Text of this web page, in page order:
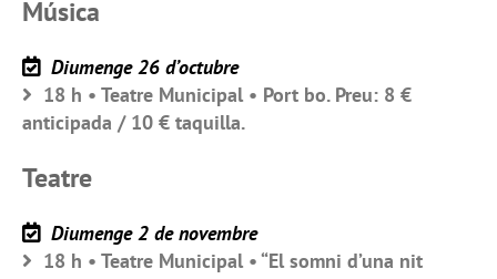
Música
Diumenge 26 d’octubre
18 h • Teatre Municipal • Port bo. Preu: 8 €
anticipada / 10 € taquilla.
Teatre
Diumenge 2 de novembre
18 h • Teatre Municipal • “El somni d’una nit